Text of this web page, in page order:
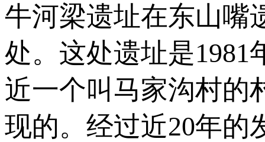
牛河梁遗址在东山嘴
处。这处遗址是
近一个叫马家沟村的
现的。经过近20年的